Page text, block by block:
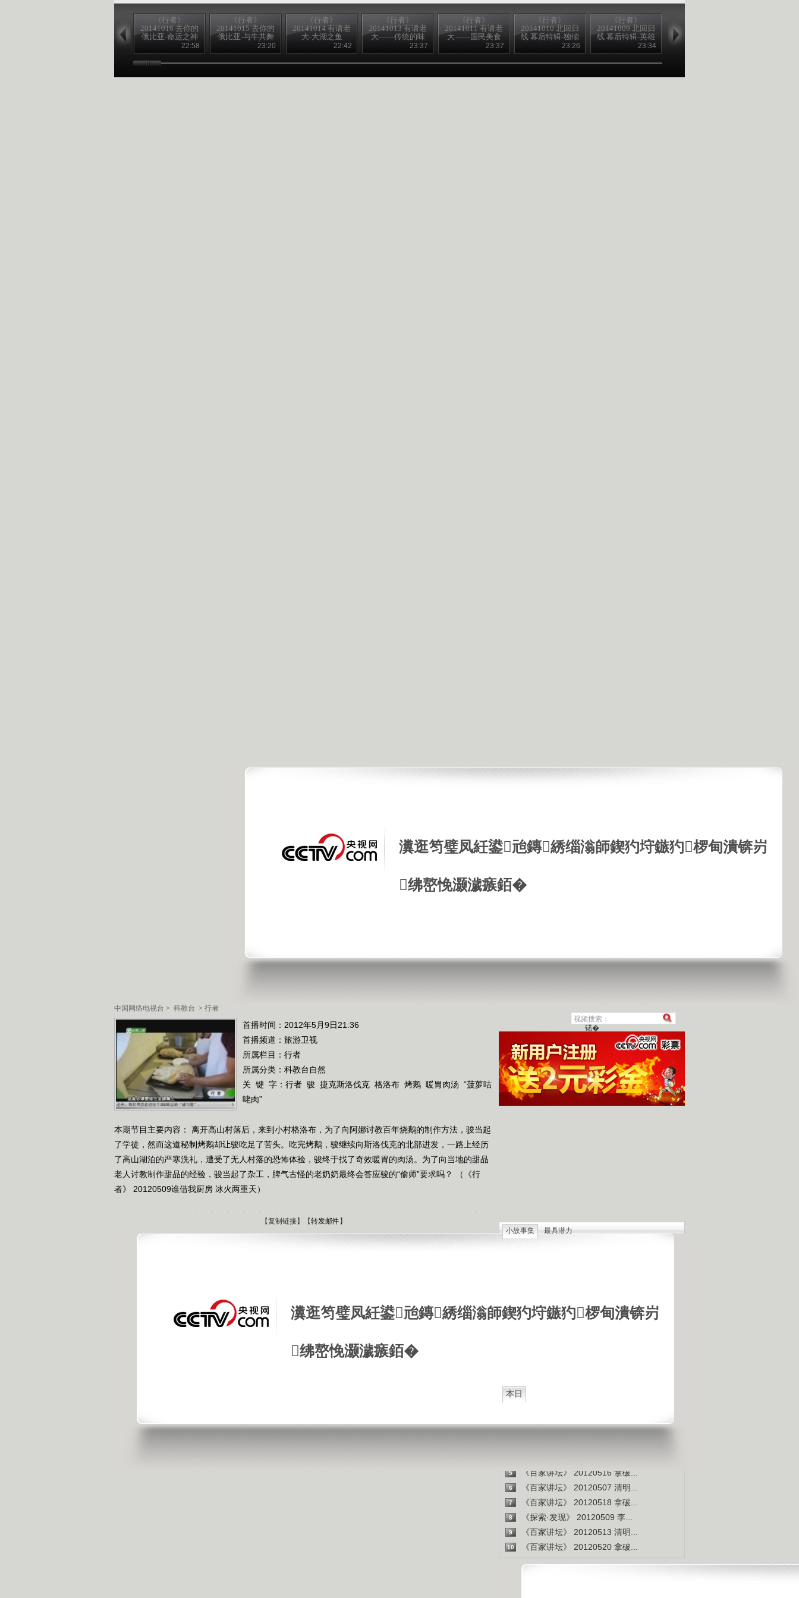
瀵逛笉璧凤紝鍙兘鏄綉缁滃師鍥犳垨鏃犳椤甸潰锛岃
绋嶅悗灏濊瘯銆�
中国网络电视台 > 科教台 > 行者
《行者》
20141016 去你的
俄比亚-命运之神
22:58
《行者》
20141015 去你的
俄比亚-与牛共舞
23:20
《行者》
20141014 有请老
大-大湖之鱼
22:42
《行者》
20141013 有请老
大——传统的味
23:37
《行者》
20141011 有请老
大——国民美食
23:37
《行者》
20141010 北回归
线 幕后特辑-独倾
23:26
《行者》
20141009 北回归
线 幕后特辑-英雄
23:34
20141008 北回归
线 幕后特辑·绝非
首播时间：2012年5月9日21:36
首播频道： 旅游卫视
所属栏目： 行者
所属分类：科教台自然
关 键 字： 行者 骏 捷克斯洛伐克 格洛布 烤鹅 暖胃肉汤 “菠萝咕
咾肉”
本期节目主要内容： 离开高山村落后，来到小村格洛布，为了向阿娜讨教百年烧鹅的制作方法，骏当起
了学徒，然而这道秘制烤鹅却让骏吃足了苦头。吃完烤鹅，骏继续向斯洛伐克的北部进发，一路上经历
了高山湖泊的严寒洗礼，遭受了无人村落的恐怖体验，骏终于找了奇效暖胃的肉汤。为了向当地的甜品
老人讨教制作甜品的经验，骏当起了杂工，脾气古怪的老奶奶最终会答应骏的“偷师”要求吗？ （《行
者》 20120509谁借我厨房 冰火两重天）
【复制链接】【转发邮件 】
瀵逛笉璧凤紝鍙兘鏄綉缁滃師鍥犳垨鏃犳椤甸潰锛岃
绋嶅悗灏濊瘯銆�
锘�
小故事集 最具潜力
狼和犬的交配是非常困难的事情
提高警惕 海啸袭来 海底地震的威力
本日
2 《探索·发现》 20120507 李...
5 《百家讲坛》 20120516 拿破...
6 《百家讲坛》 20120507 清明...
7 《百家讲坛》 20120518 拿破...
8 《探索·发现》 20120509 李...
9 《百家讲坛》 20120513 清明...
10 《百家讲坛》 20120520 拿破...